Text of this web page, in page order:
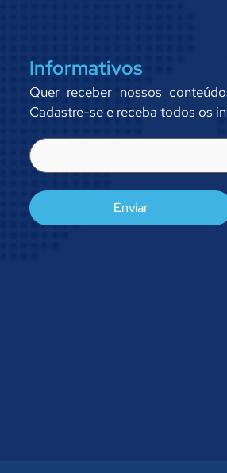
Informativos
Quer receber nossos
Cadastre-se e receba todos os
E-
mail
(obrigatório)